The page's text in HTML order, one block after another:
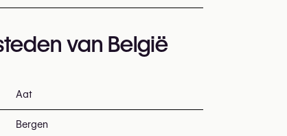
van België
Aat
Bergen